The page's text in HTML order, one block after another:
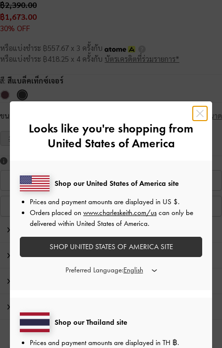
฿2,390.00
฿1,673.00
30% OFF
หรือแบ่งชำระ ฿557.67 x 3 ครั้งกับ
หรือแบ่งชำระ ฿418.25 x 4 ครั้งกับ บัตรเครดิตที่ร่วมรายการ*
สี: สีแบล็คเท็กซ์เจอร์
ขนาด: คู่มือเลือกขนาด
35 38 39 40
ค้นหาที่สาขา
ชมสินค้าที่คล้ายกัน
รายละเอียดสินค้า และคำแนะนำการดูแลรักษา
Looks like you're shopping from
United States of America
Shop our Thailand site
Prices and payment amounts are displayed in TH ฿.
Shop our United States of America site
Prices and payment amounts are displayed in US $.
Orders placed on www.charleskeith.com/us can only be
delivered within United States of America.
SHOP UNITED STATES OF AMERICA SITE
Preferred Language: